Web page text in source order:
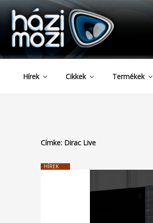
Tartalomhoz
HAZIMOZI
Hírek Cikkek Termékek
Címke: Dirac Live
HÍREK